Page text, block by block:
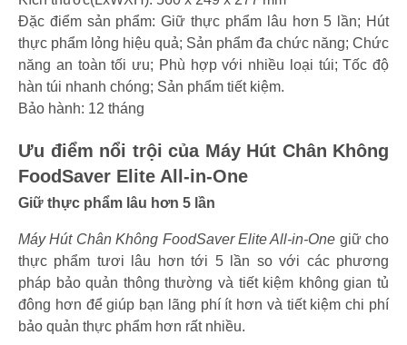
Đặc điểm sản phẩm: Giữ thực phẩm lâu hơn 5 lần; Hút
thực phẩm lỏng hiệu quả; Sản phẩm đa chức năng; Chức
năng an toàn tối ưu; Phù hợp với nhiều loại túi; Tốc độ
hàn túi nhanh chóng; Sản phẩm tiết kiệm.
Bảo hành: 12 tháng
Ưu điểm nổi trội của Máy Hút Chân Không
FoodSaver Elite All-in-One
Giữ thực phẩm lâu hơn 5 lần
Máy Hút Chân Không FoodSaver Elite All-in-One giữ cho
thực phẩm tươi lâu hơn tới 5 lần so với các phương
pháp bảo quản thông thường và tiết kiệm không gian tủ
đông hơn để giúp bạn lãng phí ít hơn và tiết kiệm chi phí
bảo quản thực phẩm hơn rất nhiều.